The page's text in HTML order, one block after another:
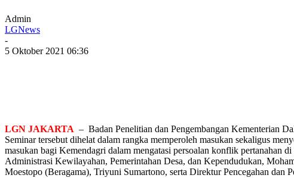
Admin
LGNews
-
5 Oktober 2021 06:36
LGN JAKARTA – Badan Penelitian dan Pengembangan Kementerian
Seminar tersebut dihelat dalam rangka memperoleh masukan sekaligus
masukan bagi Kemendagri dalam mengatasi persoalan konflik pertanahan
Administrasi Kewilayahan, Pemerintahan Desa, dan Kependudukan,
Moestopo (Beragama), Triyuni Sumartono, serta Direktur Pencegahan